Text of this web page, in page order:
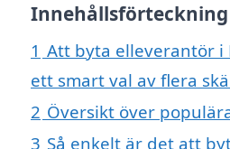
Innehållsförteckning
1 Att byta elleverantör i
ett smart val av flera
2 Översikt över
3 Så enkelt är det att